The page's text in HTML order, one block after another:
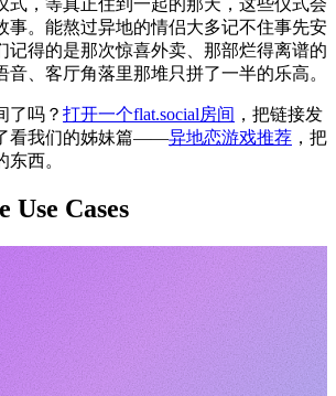
事。能熬过异地的情侣大多记不住事先安
记得的是那次惊喜外卖、那部烂得离谱的
音、客厅角落里那堆只拼了一半的乐高。
了吗？ 打开一个flat.social房间 ，把链接发
看我们的姊妹篇——异地恋游戏推荐 ，把
西。
Cases